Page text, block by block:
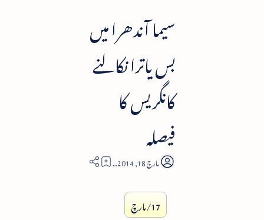
سیما آندھرا میں
بس یاترا نکالنے
کانگریس کا
فیصلہ
3
17/مارچ